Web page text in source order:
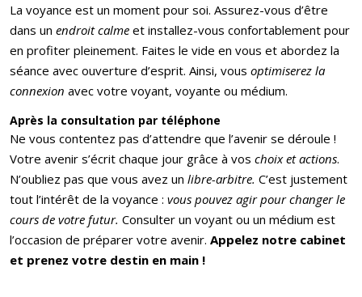
La voyance est un moment pour soi. Assurez-vous d’être
dans un endroit calme et installez-vous confortablement pour
en profiter pleinement. Faites le vide en vous et abordez la
séance avec ouverture d’esprit. Ainsi, vous optimiserez la
connexion avec votre voyant, voyante ou médium.
Après la consultation par téléphone
Ne vous contentez pas d’attendre que l’avenir se déroule !
Votre avenir s’écrit chaque jour grâce à vos choix et actions.
N’oubliez pas que vous avez un libre-arbitre. C’est justement
tout l’intérêt de la voyance : vous pouvez agir pour changer le
cours de votre futur. Consulter un voyant ou un médium est
l’occasion de préparer votre avenir. Appelez notre cabinet
et prenez votre destin en main !